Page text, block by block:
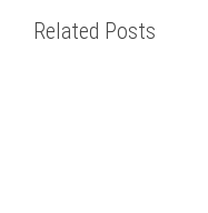
Related Posts